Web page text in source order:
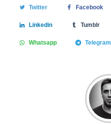
Twitter Facebook
Linkedin Tumblr
Whatsapp Telegram